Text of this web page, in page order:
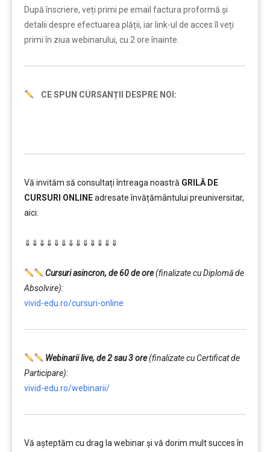
După înscriere, veți primi pe email factura proformă și
detalii despre efectuarea plății, iar link-ul de acces îl veți
primi în ziua webinarului, cu 2 ore înainte.
CE SPUN CURSANȚII DESPRE NOI:
Vă invităm să consultați întreaga noastră GRILĂ DE
CURSURI ONLINEadresate învățământului preuniversitar,
aici:
⇓⇓⇓⇓⇓⇓⇓⇓⇓⇓⇓⇓⇓
Cursuri asincron, de 60 de ore(finalizate cu Diplomă de
Absolvire):
vivid-edu.ro/cursuri-online
Webinarii live, de 2 sau 3 ore(finalizate cu Certificat de
Participare):
vivid-edu.ro/webinarii/
Vă aşteptăm cu drag la webinar şi vă dorim mult succes în